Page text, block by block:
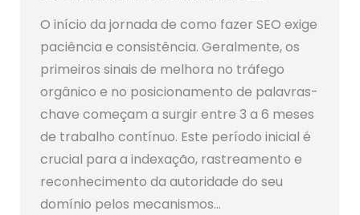
O início da jornada de como fazer SEO exige
paciência e consistência. Geralmente, os
primeiros sinais de melhora no tráfego
orgânico e no posicionamento de palavras-
chave começam a surgir entre 3 a 6 meses
de trabalho contínuo. Este período inicial é
crucial para a indexação, rastreamento e
reconhecimento da autoridade do seu
domínio pelos mecanismos…